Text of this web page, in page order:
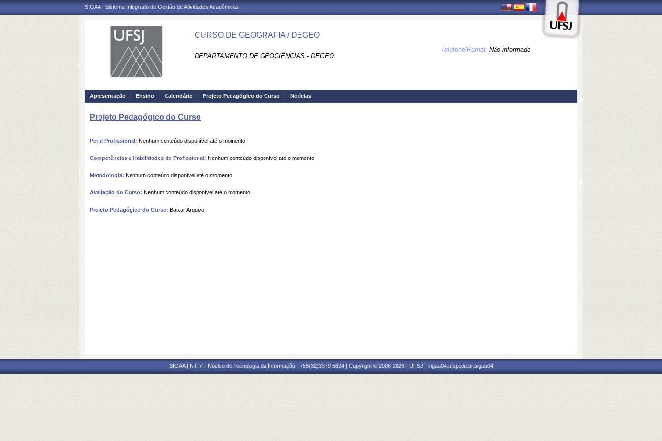
SIGAA - Sistema Integrado de Gestão de Atividades Acadêmicas
CURSO DE GEOGRAFIA / DEGEO
DEPARTAMENTO DE GEOCIÊNCIAS - DEGEO
Telefone/Ramal: Não informado
Apresentação Ensino Calendário Projeto Pedagógico do Curso Notícias
Projeto Pedagógico do Curso
Perfil Profissional: Nenhum conteúdo disponível até o momento
Competências e Habilidades do Profissional: Nenhum conteúdo disponível até o momento
Metodologia: Nenhum conteúdo disponível até o momento
Avaliação do Curso: Nenhum conteúdo disponível até o momento
Projeto Pedagógico do Curso: Baixar Arquivo
SIGAA | NTInf - Núcleo de Tecnologia da Informação - +55(32)3379-5824 | Copyright © 2006-2026 - UFSJ - sigaa04.ufsj.edu.br.sigaa04